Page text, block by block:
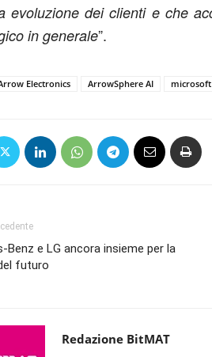
evoluzione dei clienti e che
in generale”.
Electronics ArrowSphere AI microsoft
Benz e LG ancora insieme per la
futuro
Redazione BitMAT